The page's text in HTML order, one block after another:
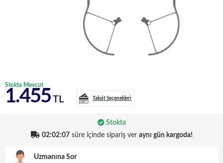
Stokta Mevcut
1.455 TL Taksit Seçenekleri
Stokta
02:02:06süre içinde sipariş ver aynı gün kargoda!
Uzmanına Sor